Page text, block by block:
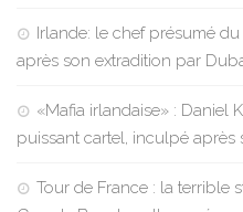
Irlande: le chef présumé
après son extradition par
«Mafia irlandaise» : Daniel
puissant cartel, inculpé après
Tour de France : la terrible